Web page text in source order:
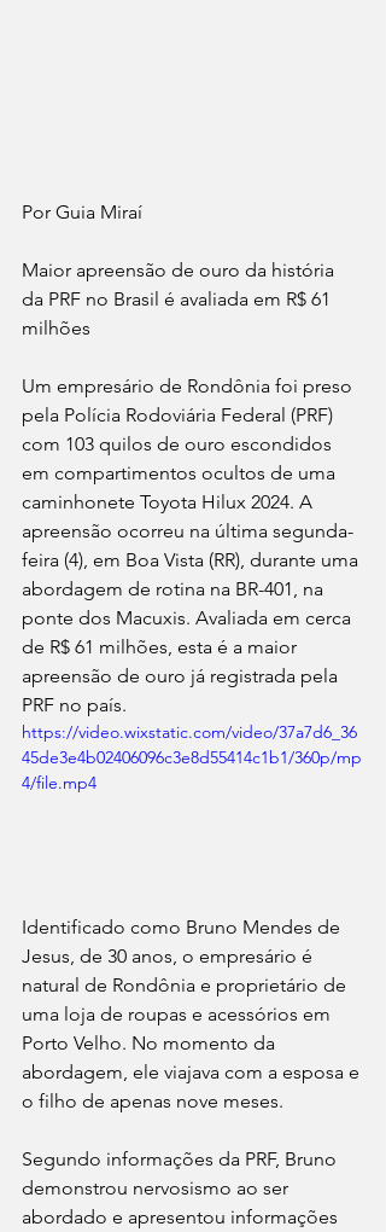
Por Guia Miraí
Maior apreensão de ouro da história
da PRF no Brasil é avaliada em R$ 61
milhões
Um empresário de Rondônia foi preso
pela Polícia Rodoviária Federal (PRF)
com 103 quilos de ouro escondidos
em compartimentos ocultos de uma
caminhonete Toyota Hilux 2024. A
apreensão ocorreu na última segunda-
feira (4), em Boa Vista (RR), durante uma
abordagem de rotina na BR-401, na
ponte dos Macuxis. Avaliada em cerca
de R$ 61 milhões, esta é a maior
apreensão de ouro já registrada pela
PRF no país.
https://video.wixstatic.com/video/37a7d6_36
45de3e4b02406096c3e8d55414c1b1/360p/mp
4/file.mp4
Identificado como Bruno Mendes de
Jesus, de 30 anos, o empresário é
natural de Rondônia e proprietário de
uma loja de roupas e acessórios em
Porto Velho. No momento da
abordagem, ele viajava com a esposa e
o filho de apenas nove meses.
Segundo informações da PRF, Bruno
demonstrou nervosismo ao ser
abordado e apresentou informações